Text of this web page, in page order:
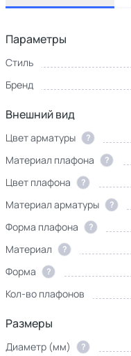
Параметры
Стиль
Бренд
Внешний вид
Цвет арматуры ?
Материал плафона
?
Цвет плафона
?
Материал арматуры
?
Форма плафона
?
Материал
?
Форма
?
Кол-во плафонов
Размеры
Диаметр (мм) ?